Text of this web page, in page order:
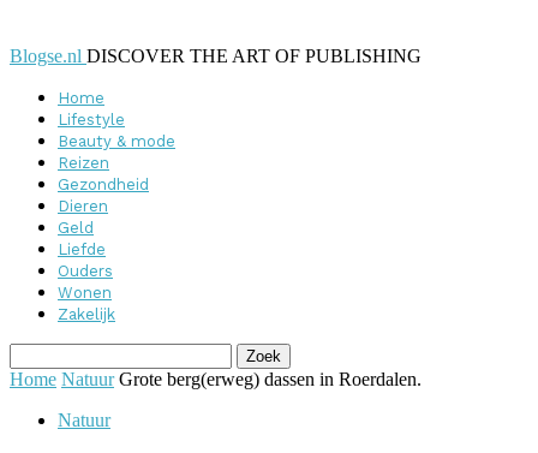
Blogse.nl DISCOVER THE ART OF PUBLISHING
Home
Lifestyle
Beauty & mode
Reizen
Gezondheid
Dieren
Geld
Liefde
Ouders
Wonen
Zakelijk
Home Natuur Grote berg(erweg) dassen in Roerdalen.
Natuur